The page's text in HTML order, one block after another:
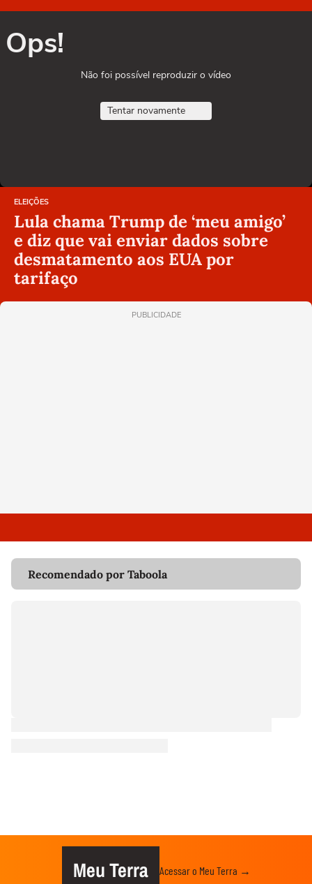
Ops!
Não foi possível reproduzir o vídeo
Tentar novamente
ELEIÇÕES
Lula chama Trump de ‘meu amigo’
e diz que vai enviar dados sobre
desmatamento aos EUA por
tarifaço
PUBLICIDADE
Recomendado por Taboola
Meu Terra Acessar o Meu Terra →